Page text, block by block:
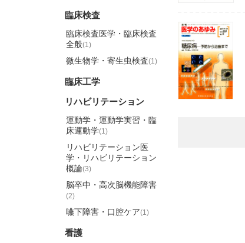
臨床検査
臨床検査医学・臨床検査
全般(1)
微生物学・寄生虫検査(1)
臨床工学
リハビリテーション
運動学・運動学実習・臨
床運動学(1)
リハビリテーション医
学・リハビリテーション
概論(3)
脳卒中・高次脳機能障害
(2)
嚥下障害・口腔ケア(1)
看護